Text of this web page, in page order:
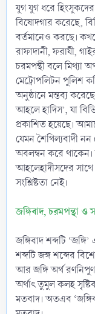
যুগ যুগ ধরে
বিষোদগার করেছে,
বর্তমানেও করছে।
রাফাদানী, ফরাযী,
চরমপন্থী বলে মিথ্যা
মেট্রোপলিটন পুলিশ
অনুষ্ঠানে মন্তব্য
আহলে হাদিস’, যা
প্রকাশিত হয়েছে।
যেমন শৈথিল্যবাদী নন
অবলম্বন করে থাকেন।
আহলেহাদীসদের সাথে
সংশ্লিষ্টতা নেই।
জঙ্গিবাদ, চরমপন্থা ও
জঙ্গিবাদ শব্দটি
শব্দটি জঙ্গ শব্দের
আর জঙ্গি অর্থ
অর্থাৎ তুমুল কলহ
মতবাদ। অতএব